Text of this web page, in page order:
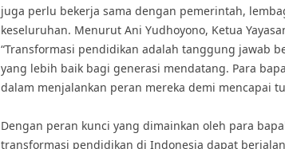
juga perlu bekerja sama dengan pemerintah,
keseluruhan. Menurut Ani Yudhoyono, Ketua
“Transformasi pendidikan adalah tanggung jawab
yang lebih baik bagi generasi mendatang. Para
dalam menjalankan peran mereka demi mencapai
Dengan peran kunci yang dimainkan oleh para
transformasi pendidikan di Indonesia dapat